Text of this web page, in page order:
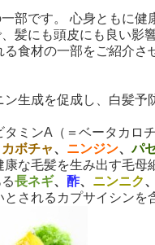
部です。 心身ともに健
髪にも頭皮にも良い影
食材の一部をご紹介さ
生成を促成し、白髪予
ミンA（＝ベータカロ
カボチャ、 ニンジン、パ
な毛髪を生み出す毛母
長ネギ、 酢、 ニンニク、
されるカプサイシンを